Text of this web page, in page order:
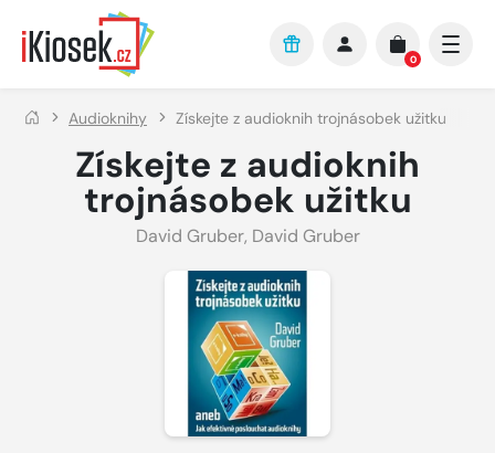
Přejít na hlavní obsah
0
Audioknihy Získejte z audioknih trojnásobek užitku
Získejte z audioknih
trojnásobek užitku
David Gruber, David Gruber